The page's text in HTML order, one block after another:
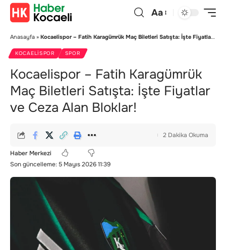
Aa
Anasayfa » Kocaelispor – Fatih Karagümrük Maç Biletleri Satışta: İşte Fiyatlar ve Ceza Alan Bloklar!
KOCAELISPOR SPOR
Kocaelispor – Fatih Karagümrük
Maç Biletleri Satışta: İşte Fiyatlar
ve Ceza Alan Bloklar!
Son güncelleme: 5 Mayıs 2026 11:39
Haber Merkezi
2 Dakika Okuma